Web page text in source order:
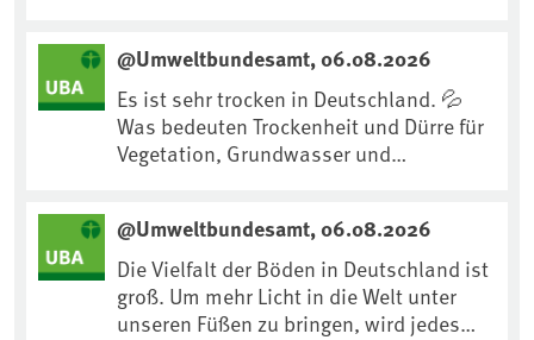
https://www.ardsounds.de/episode/urn
:ard:episode:0e7cf1c4b819c26d/
@Umweltbundesamt, 06.08.2026
Es ist sehr trocken in Deutschland. 💦
Was bedeuten Trockenheit und Dürre für
Vegetation, Grundwasser und
anpassen?🤔Antworten auf diese und
weitere Fragen auf unserer Webseite:
www.uba.de/trockenheit #Trockenheit
#Klimawandel
@Umweltbundesamt, 06.08.2026
Die Vielfalt der Böden in Deutschland ist
groß. Um mehr Licht in die Welt unter
unseren Füßen zu bringen, wird jedes